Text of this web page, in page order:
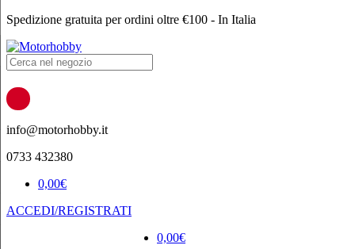
Spedizione gratuita per ordini oltre €100 - In Italia
Products
search
info@motorhobby.it
0733 432380
0,00€
ACCEDI/REGISTRATI
0,00€